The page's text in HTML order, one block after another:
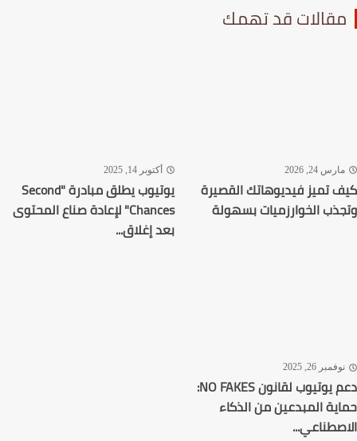
قد تهمك
24, 2026
تميز فيديوهاتك القصيرة
الخوارزميات بسهولة
أكتوبر 14, 2025
يوتيوب يطلق مبادرة "Second
Chances" لإعادة صناع المحتوى
بعد إغلاق...
26, 2025
دعم يوتيوب لقانون NO FAKES:
المبدعين من الذكاء